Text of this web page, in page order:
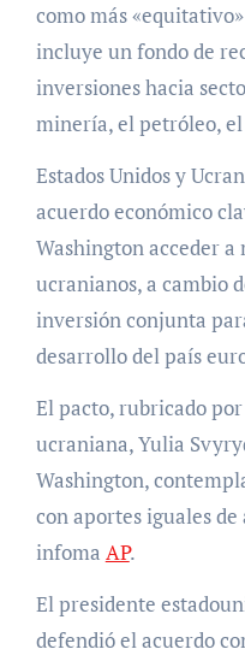
como más
incluye un fondo de
inversiones hacia
minería, el petróleo,
Estados Unidos y
acuerdo económico
Washington acceder
ucranianos, a cambio
inversión conjunta
desarrollo del país
El pacto, rubricado
ucraniana, Yulia
Washington,
con aportes iguales de
infoma AP.
El presidente
defendió el acuerdo